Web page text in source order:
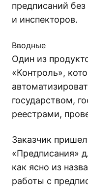
предписаний
и инспекторов.
Вводные
Один из
«Контроль»,
государством,
реестрами,
Заказчик
«Предписания»
как ясно из
работы с